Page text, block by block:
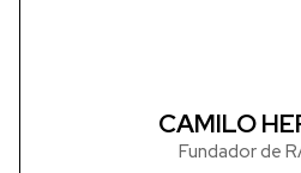
CAMILO
Fundador de